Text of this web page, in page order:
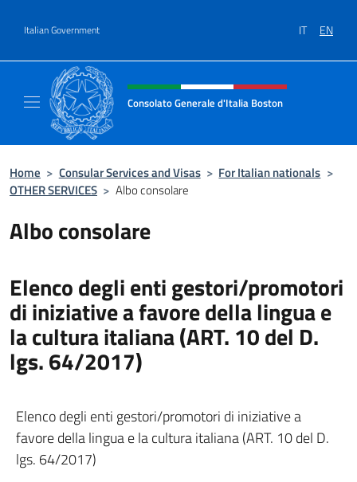
Italian Government IT EN
Header, social and menu of site
Consolato Generale d'Italia Boston
Home > Consular Services and Visas > For Italian nationals >
OTHER SERVICES > Albo consolare
Albo consolare
Elenco degli enti gestori/promotori
di iniziative a favore della lingua e
la cultura italiana (ART. 10 del D.
lgs. 64/2017)
Elenco degli enti gestori/promotori di iniziative a
favore della lingua e la cultura italiana (ART. 10 del D.
lgs. 64/2017)